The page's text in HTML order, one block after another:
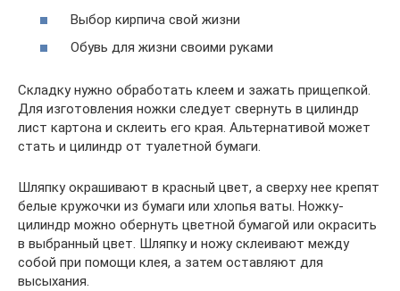
Выбор кирпича свой жизни
Обувь для жизни своими руками
Складку нужно обработать клеем и зажать прищепкой.
Для изготовления ножки следует свернуть в цилиндр
лист картона и склеить его края. Альтернативой может
стать и цилиндр от туалетной бумаги.
Шляпку окрашивают в красный цвет, а сверху нее крепят
белые кружочки из бумаги или хлопья ваты. Ножку-
цилиндр можно обернуть цветной бумагой или окрасить
в выбранный цвет. Шляпку и ножу склеивают между
собой при помощи клея, а затем оставляют для
высыхания.